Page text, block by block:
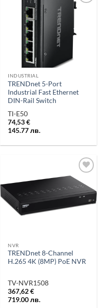
Добави в
INDUSTRIAL
TRENDnet 5-Port
Industrial Fast Ethernet
DIN-Rail Switch
TI-E50
74,53€
145.77лв.
Добави в
„Любими“
NVR
TRENDnet 8-Channel
H.265 4K (8MP) PoE NVR
TV-NVR1508
367,62€
719.00лв.